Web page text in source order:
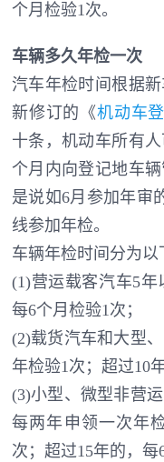
个月检验1次。
车辆多久年检一次
汽车年检时间根据
新修订的《机动车
十条，机动车所有
个月内向登记地车
是说如6月参加年审
线参加年检。
车辆年检时间分为以
(1)营运载客汽车5年
每6个月检验1次；
(2)载货汽车和大型
年检验1次；超过10
(3)小型、微型非营
每两年申领一次年
次；超过15年的，每